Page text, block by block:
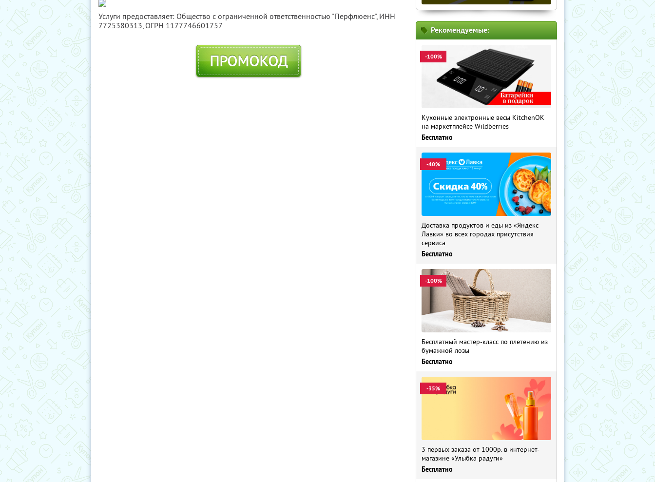
Услуги предоставляет: Общество с ограниченной ответственностью "Перфлюенс", ИНН
7725380313, ОГРН 1177746601757
ПРОМОКОД
Рекомендуемые:
-100%
Кухонные электронные весы KitchenOK
на маркетплейсе Wildberries
Бесплатно
-40%
Доставка продуктов и еды из «Яндекс
Лавки» во всех городах присутствия
сервиса
Бесплатно
-100%
Бесплатный мастер-класс по плетению из
бумажной лозы
Бесплатно
-35%
3 первых заказа от 1000р. в интернет-
магазине «Улыбка радуги»
Бесплатно